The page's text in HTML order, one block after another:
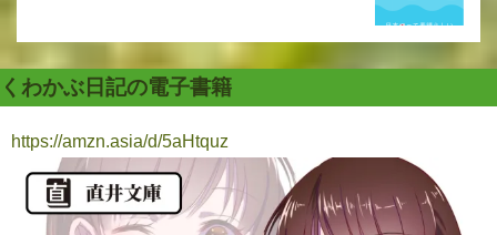
くわかぶ日記の電子書籍
https://amzn.asia/d/5aHtquz